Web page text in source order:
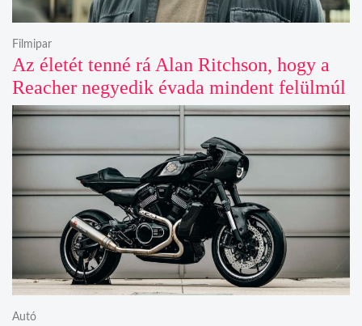
Az életét tenné rá Alan Ritchson, hogy a
Reacher negyedik évada mindent felülmúl
Filmipar
Autó